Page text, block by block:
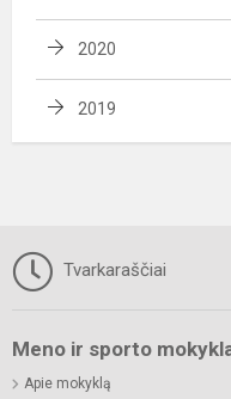
2020
2019
Tvarkaraščiai
Meno ir sporto
Apie mokyklą